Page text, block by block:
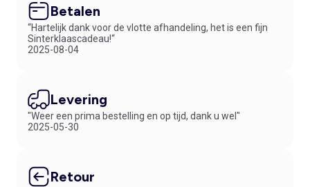
Betalen
“Hartelijk dank voor de vlotte afhandeling, het is een fijn
Sinterklaascadeau!“
2025-08-04
Levering
"Weer een prima bestelling en op tijd, dank u wel"
2025-05-30
Retour